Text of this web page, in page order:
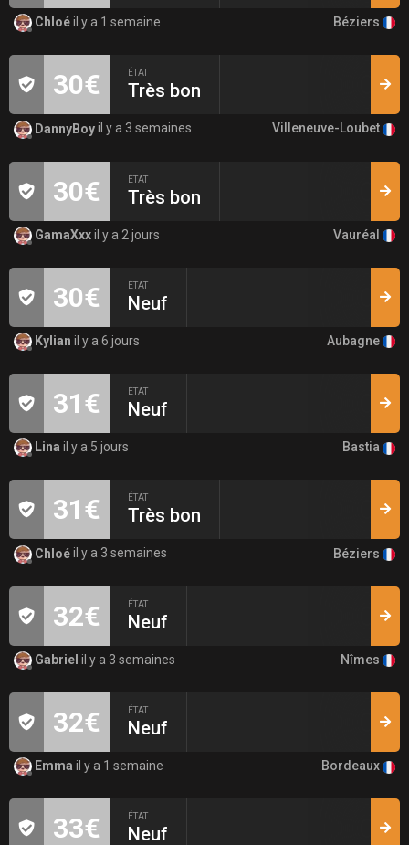
Chloéil y a 1 semaine Béziers
30€ ÉTAT
Très bon
DannyBoyil y a 3 semaines Villeneuve-Loubet
30€ ÉTAT
Très bon
GamaXxxil y a 2 jours Vauréal
30€ ÉTAT
Neuf
Kylian il y a 6 jours Aubagne
31€ ÉTAT
Neuf
Lina il y a 5 jours Bastia
31€ ÉTAT
Très bon
Chloéil y a 3 semaines Béziers
32€ ÉTAT
Neuf
Gabriel il y a 3 semaines Nîmes
32€ ÉTAT
Neuf
Emma il y a 1 semaine Bordeaux
33€ ÉTAT
Neuf